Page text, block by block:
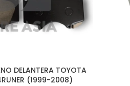
DELANTERA TOYOTA
(1999-2008)
LEER